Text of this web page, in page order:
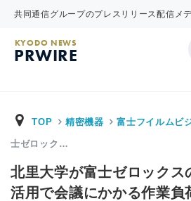
共同通信グループのプレスリリース配信メ
KYODO NEWS
PRWIRE
TOP 精密機器 富士フイルムビ
士ゼロック…
北里大学が富士ゼロックス
活用で会議にかかる作業負